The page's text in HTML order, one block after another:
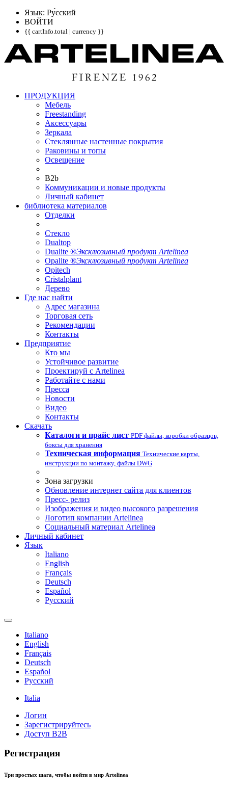
Язык: Pу́сский
ВОЙТИ
{{ cartInfo.total | currency }}
ПРОДУКЦИЯ
Мебель
Freestanding
Аксессуары
Зеркала
Стеклянные настенные покрытия
Раковины и топы
Освещение
B2b
Коммуникации и новые продукты
Личный кабинет
библиотека материалов
Отделки
Стекло
Dualtop
Dualite ®Эксклюзивный продукт Artelinea
Opalite ®Эксклюзивный продукт Artelinea
Opitech
Cristalplant
Дерево
Где нас найти
Адрес магазина
Торговая сеть
Рекомендации
Контакты
Предприятие
Кто мы
Устойчивое развитие
Проектируй с Artelinea
Работайте с нами
Пресса
Новости
Видео
Контакты
Скачать
Каталоги и прайс лист PDF файлы, коробки образцов,
боксы для хранения
Техническая информация Технические карты,
инструкции по монтажу, файлы DWG
Зона загрузки
Обновление интернет сайта для клиентов
Пресс- релиз
Изображения и видео высокого разрешения
Логотип компании Artelinea
Социальный материал Artelinea
Личный кабинет
Язык
Italiano
English
Français
Deutsch
Español
Pусский
Italiano
English
Français
Deutsch
Español
Pусский
Italia
Логин
Зарегистрируйтесь
Доступ B2B
Регистрация
Три простых шага, чтобы войти в мир Artelinea